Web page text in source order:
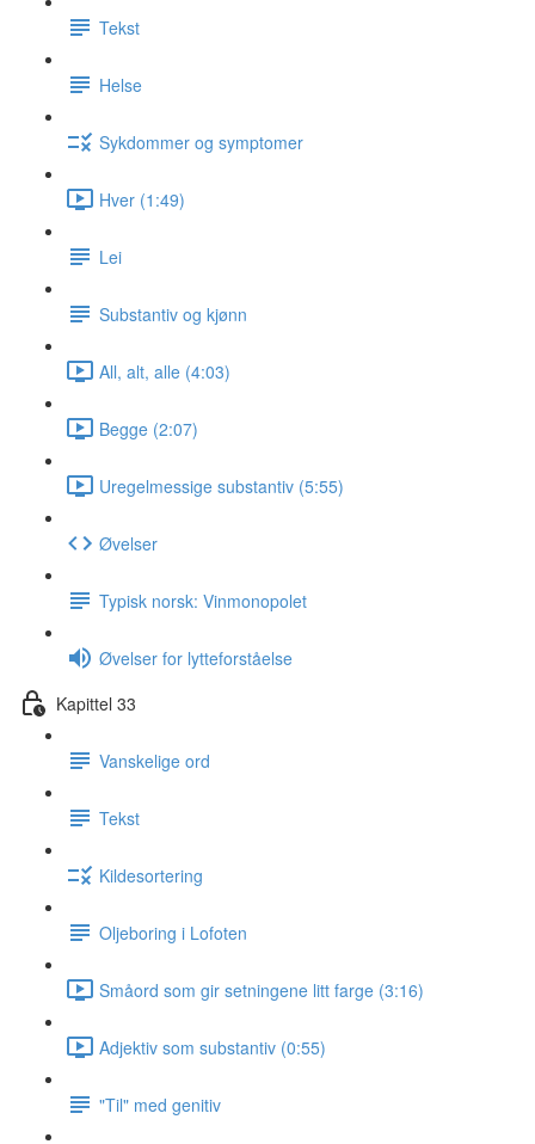
Tekst
Helse
Sykdommer og symptomer
Hver (1:49)
Lei
Substantiv og kjønn
All, alt, alle (4:03)
Begge (2:07)
Uregelmessige substantiv (5:55)
Øvelser
Typisk norsk: Vinmonopolet
Øvelser for lytteforståelse
Kapittel 33
Vanskelige ord
Tekst
Kildesortering
Oljeboring i Lofoten
Småord som gir setningene litt farge (3:16)
Adjektiv som substantiv (0:55)
"Til" med genitiv